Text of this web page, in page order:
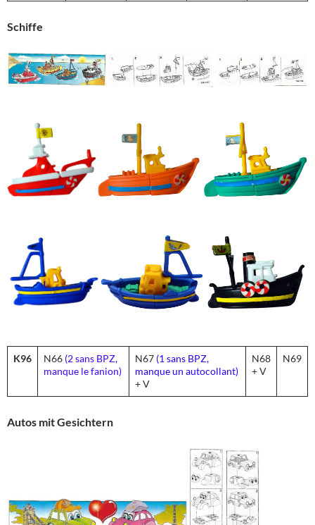
Schiffe
K96 N66 (2 sans BPZ,
manque le fanion)
N67 (1 sans BPZ,
manque un autocollant)
+ V
N68
+ V
N69
Autos mit Gesichtern